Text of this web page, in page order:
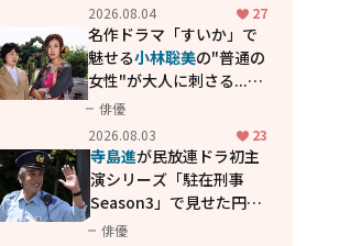
花が咲く丘で、君とまた出
会えたら。」
2026.08.04
27
名作ドラマ「すいか」で
魅せる小林聡美の"普通の
女性"が大人に刺さる...映
画「かもめ食堂」にも通
じる静かな芝居
俳優
2026.08.03
23
寺島進が民放連ドラ初主
演シリーズ「駐在刑事
Season3」で見せた円熟
の演技
俳優